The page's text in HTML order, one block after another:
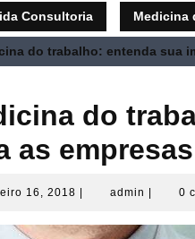
Consultoria Medicina
do trabalho: entenda sua
do
as empresas
16, 2018 janeiro
2018
admin admin
0